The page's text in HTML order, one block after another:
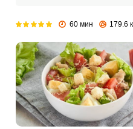
60 мин 179.6